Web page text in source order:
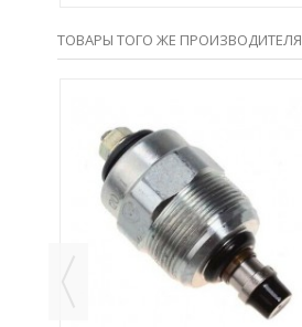
ТОВАРЫ ТОГО ЖЕ ПРОИЗВОДИТЕЛЯ